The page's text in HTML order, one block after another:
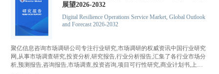
展望2026-2032
Digital Resilience Operations Service Market, Global Outlook
and Forecast 2026-2032
聚亿信息咨询市场调研公司专注行业研究,市场调研的权威资讯中国行业研究
网,从事市场调查研究,投资分析,研究报告,行业分析报告,汇集了各行业市场分
析,预测报告,咨询报告,市场调查,投资咨询,项目可行性研究,商业计划书,上市